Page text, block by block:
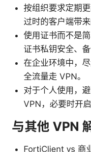
按组织要求定期
过时的客户端带来
使用证书而不是
证书私钥安全、备
在企业环境中，
全流量走 VPN。
对于个人使用，
VPN，必要时开
与其他 VPN
FortiClient vs 商